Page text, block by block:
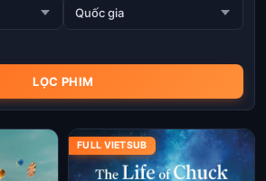
FULL VIETSUB